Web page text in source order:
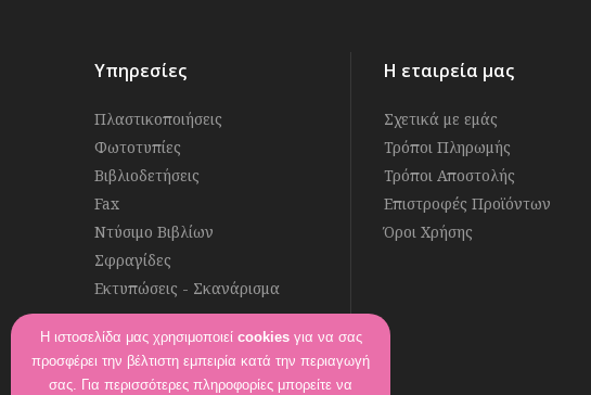
Υπηρεσίες
Πλαστικοποιήσεις
Φωτοτυπίες
Βιβλιοδετήσεις
Fax
Ντύσιμο Βιβλίων
Σφραγίδες
Εκτυπώσεις - Σκανάρισμα
Ακολουθήστε μας στο
Βρείτε μας στο
Η εταιρεία μας
Σχετικά με εμάς
Τρόποι Πληρωμής
Τρόποι Αποστολής
Επιστροφές Προϊόντων
Όροι Χρήσης
Η ιστοσελίδα μας χρησιμοποιεί cookiesγια να σας
προσφέρει την βέλτιστη εμπειρία κατά την περιαγωγή
σας. Για περισσότερες πληροφορίες μπορείτε να